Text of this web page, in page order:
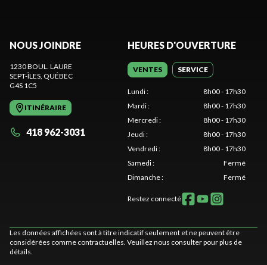
NOUS JOINDRE
1230 BOUL. LAURE
SEPT-ÎLES , QUÉBEC
G4S 1C5
ITINÉRAIRE
418 962-3031
HEURES D'OUVERTURE
VENTES SERVICE
Lundi:
8h00 - 17h30
Mardi:
8h00 - 17h30
Mercredi:
8h00 - 17h30
Jeudi:
8h00 - 17h30
Vendredi:
8h00 - 17h30
Samedi:
Fermé
Dimanche: Fermé
Restez connecté
Les données affichées sont à titre indicatif seulement et ne peuvent être
considérées comme contractuelles. Veuillez nous consulter pour plus de
détails.